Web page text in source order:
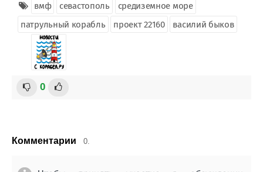
вмф
севастополь
средиземное море
патрульный корабль
проект 22160 василий быков
0
Комментарии 0.